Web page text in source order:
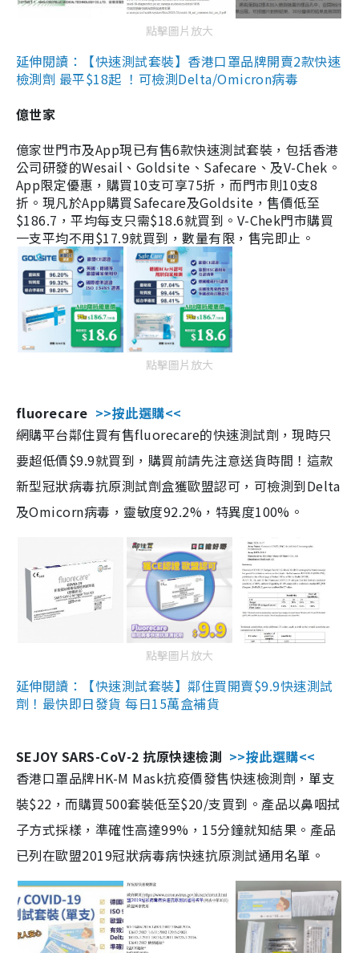
點擊圖片放大
延伸閱讀：【快速測試套裝】香港口罩品牌開賣2款快速
檢測劑 最平$18起 ！可檢測Delta/Omicron病毒
億世家
億家世門市及App現已有售6款快速測試套裝，包括香港
公司研發的Wesail、Goldsite、Safecare、及V-Chek。
App限定優惠，購買10支可享75折，而門市則10支8
折。現凡於App購買Safecare及Goldsite，售價低至
$186.7，平均每支只需$18.6就買到。V-Chek門市購買
一支平均不用$17.9就買到，數量有限，售完即止。
點擊圖片放大
fluorecare >>按此選購<<
網購平台鄰住買有售fluorecare的快速測試劑，現時只
要超低價$9.9就買到，購買前請先注意送貨時間！這款
新型冠狀病毒抗原測試劑盒獲歐盟認可，可檢測到Delta
及Omicorn病毒，靈敏度92.2%，特異度100%。
點擊圖片放大
延伸閱讀：【快速測試套裝】鄰住買開賣$9.9快速測試
劑！最快即日發貨 每日15萬盒補貨
SEJOY SARS-CoV-2 抗原快速檢測 >>按此選購<<
香港口罩品牌HK-M Mask抗疫價發售快速檢測劑，單支
裝$22，而購買500套裝低至$20/支買到。產品以鼻咽拭
子方式採樣，準確性高達99%，15分鐘就知結果。產品
已列在歐盟2019冠狀病毒病快速抗原測試通用名單。